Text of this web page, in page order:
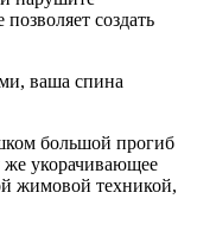
создать
ваша спина
большой прогиб
же укорачивающее
жимовой техникой,